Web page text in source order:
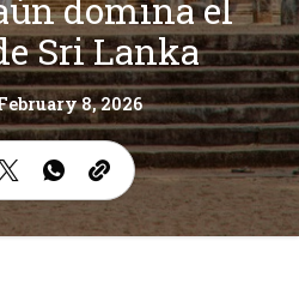
domina el
Sri Lanka
8, 2026